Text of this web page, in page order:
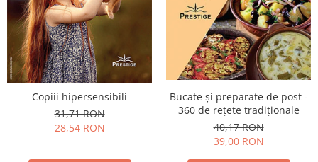
Copiii hipersensibili
31,71 RON
28,54 RON
Bucate şi preparate de post -
360 de reţete tradiţionale
40,17 RON
39,00 RON